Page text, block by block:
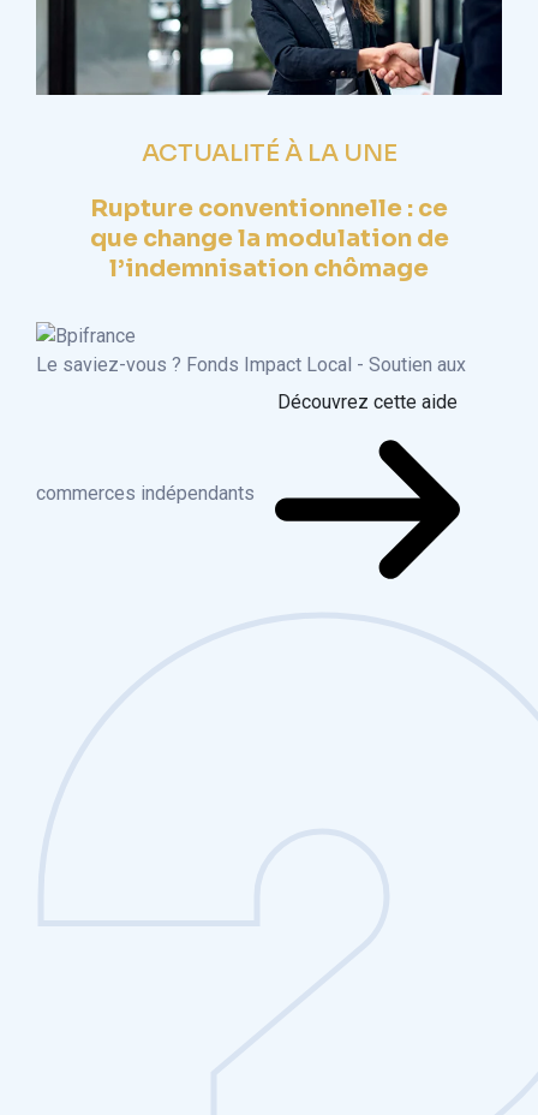
ACTUALITÉ À LA UNE
Rupture conventionnelle : ce
que change la modulation de
l’indemnisation chômage
Le saviez-vous ? Fonds Impact Local - Soutien aux
commerces indépendants
Découvrez cette aide